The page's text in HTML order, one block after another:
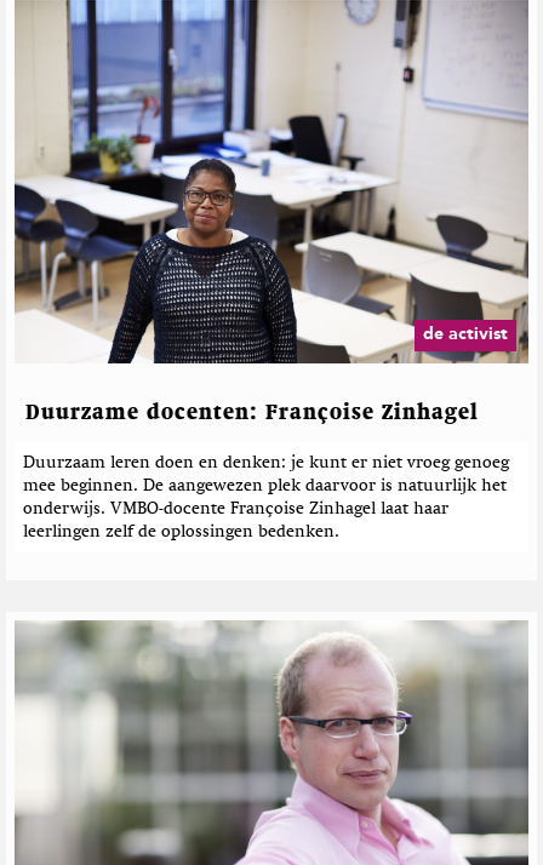
de activist
Duurzame docenten: Françoise Zinhagel
Duurzaam leren doen en denken: je kunt er niet vroeg genoeg
mee beginnen. De aangewezen plek daarvoor is natuurlijk het
onderwijs. VMBO-docente Françoise Zinhagel laat haar
leerlingen zelf de oplossingen bedenken.